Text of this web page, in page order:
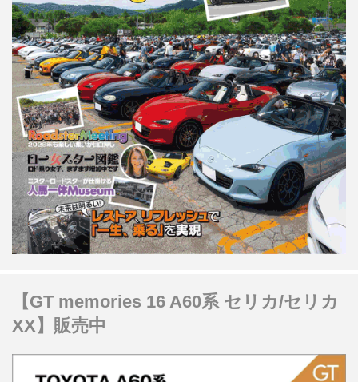
【GT memories 16 A60系 セリカ/セリカ
XX】販売中